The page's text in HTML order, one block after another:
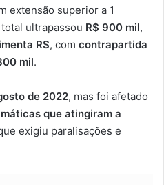
extensão superior a 1
ultrapassou R$ 900 mil,
RS, com contrapartida
mil.
de 2022, mas foi afetado
que atingiram a
exigiu paralisações e